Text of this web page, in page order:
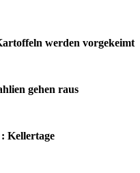
werden vorgekeimt
gehen raus
Kellertage